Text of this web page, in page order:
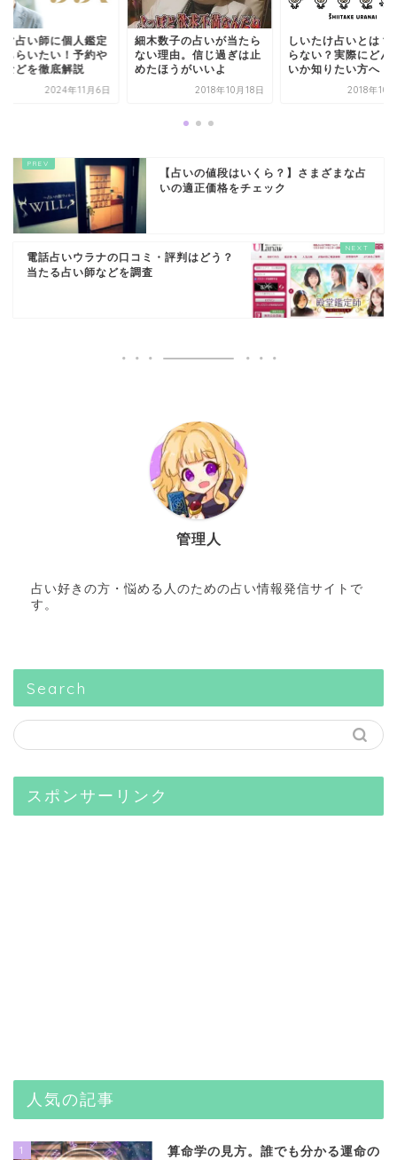
マ占い師に個人鑑定
もらいたい！予約や
などを徹底解説
2024年11月6日
細木数子の占いが当たら
ない理由。信じ過ぎは止
めたほうがいいよ
2018年10月18日
しいたけ占いとは？
らない？実際にどん
いか知りたい方へ
2018年10
【占いの値段はいくら？】さまざまな占
いの適正価格をチェック
電話占いウラナの口コミ・評判はどう？
当たる占い師などを調査
管理人
占い好きの方・悩める人のための占い情報発信サイトで
す。
Search
スポンサーリンク
人気の記事
1
算命学の見方。誰でも分かる運命の